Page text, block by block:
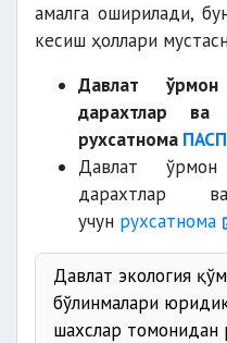
амалга оширилади,
кесиш ҳоллари
Давлат ўрмон
дарахтлар ва
рухсатнома
Давлат ўрмон
дарахтлар
учун рухсатнома
Давлат экология
бўлинмалари
шахслар томонидан